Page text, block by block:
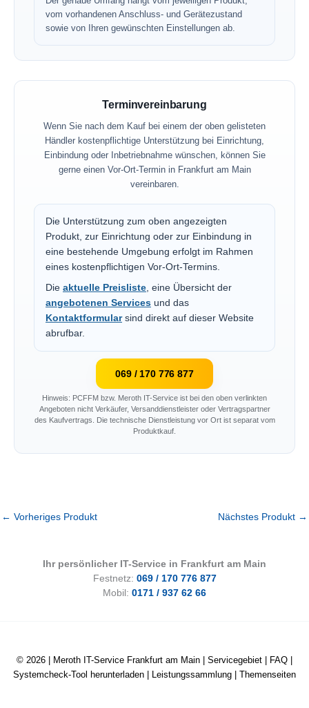
vom vorhandenen Anschluss- und Gerätezustand
sowie von Ihren gewünschten Einstellungen ab.
Terminvereinbarung
Wenn Sie nach dem Kauf bei einem der oben gelisteten
Händler kostenpflichtige Unterstützung bei Einrichtung,
Einbindung oder Inbetriebnahme wünschen, können Sie
gerne einen Vor-Ort-Termin in Frankfurt am Main
vereinbaren.
Die Unterstützung zum oben angezeigten
Produkt, zur Einrichtung oder zur Einbindung in
eine bestehende Umgebung erfolgt im Rahmen
eines kostenpflichtigen Vor-Ort-Termins.
Die aktuelle Preisliste, eine Übersicht der
angebotenen Services und das
Kontaktformularsind direkt auf dieser Website
abrufbar.
069 / 170 776 877
Hinweis: PCFFM bzw. Meroth IT-Service ist bei den oben verlinkten
Angeboten nicht Verkäufer, Versanddienstleister oder Vertragspartner
des Kaufvertrags. Die technische Dienstleistung vor Ort ist separat vom
Produktkauf.
← Vorheriges Produkt Nächstes Produkt →
Ihr persönlicher IT-Service in Frankfurt am Main
Festnetz: 069 / 170 776 877
Mobil: 0171 / 937 62 66
© 2026 | Meroth IT-Service Frankfurt am Main Servicegebiet FAQ
Systemcheck-Tool herunterladen
Leistungssammlung Themenseiten